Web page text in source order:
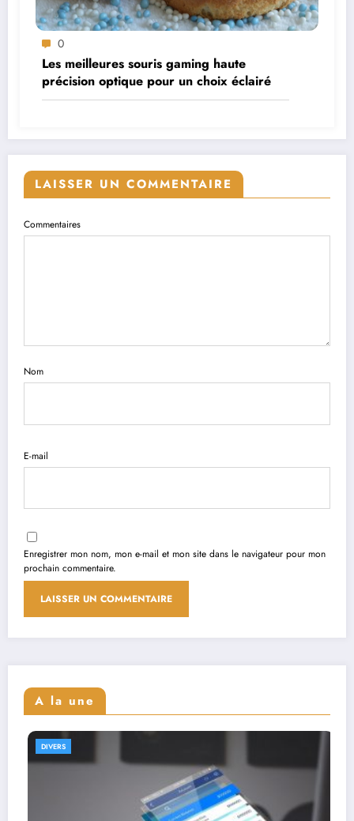
0
Les meilleures souris gaming haute
précision optique pour un choix éclairé
LAISSER UN COMMENTAIRE
Commentaires
Nom
E-mail
Enregistrer mon nom, mon e-mail et mon site dans le navigateur pour mon
prochain commentaire.
A la une